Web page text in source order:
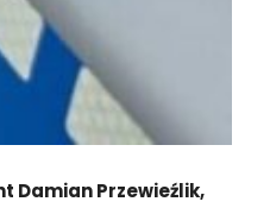
Damian Przewieźlik,